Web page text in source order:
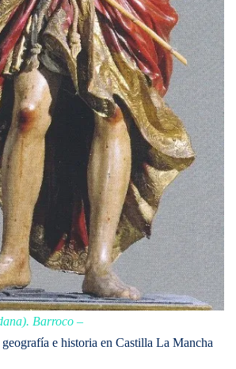
Barroco –
e historia en Castilla La Mancha